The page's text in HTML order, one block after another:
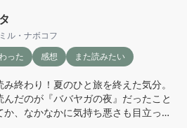
的な少女像として君臨し続けている
になって読み直しても、やはりわたし
初の魅惑的少女像を形作った作品だ、
想のままだった。白い肌、その上に乗
にわたしを支配している。
ル・ナボコフ
った
感想 また読みたい
み終わり！夏のひと旅を終えた気分。
んだのが『ババヤガの夜』だったこと
か、なかなかに気持ち悪さも目立っ